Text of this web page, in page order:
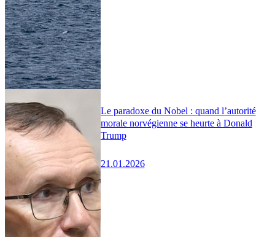
Le paradoxe du Nobel : quand l’autorité
morale norvégienne se heurte à Donald
Trump
21.01.2026